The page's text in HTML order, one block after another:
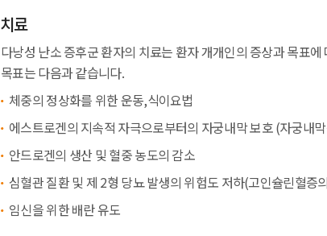
치료
다낭성 난소 증후군 환자의 치료는 환자 개개인의 증상과 목표
목표는 다음과 같습니다.
체중의 정상화를 위한 운동,식이요법
에스트로겐의 지속적 자극으로부터의 자궁내막 보호 (자궁내
안드로겐의 생산 및 혈중 농도의 감소
심혈관 질환 및 제 2형 당뇨 발생의 위험도 저하(고인슐린혈증
임신을 위한 배란 유도